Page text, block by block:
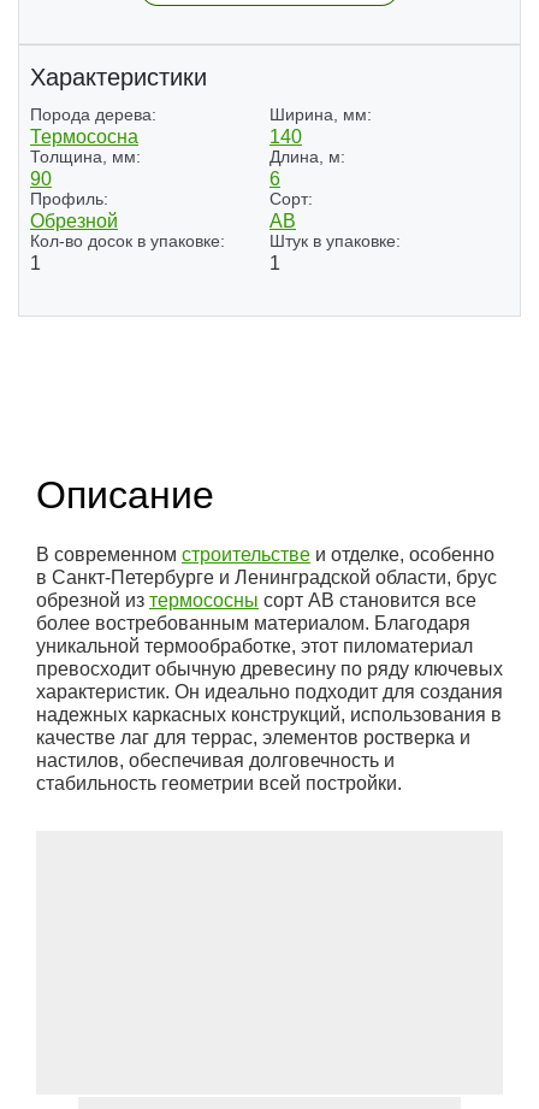
Характеристики
Порода дерева:
Термососна
Ширина, мм:
140
Толщина, мм:
90
Длина, м:
6
Профиль:
Обрезной
Сорт:
АВ
Кол-во досок в упаковке:
1
Штук в упаковке:
1
Описание
В современном строительстве и отделке, особенно
в Санкт-Петербурге и Ленинградской области, брус
обрезной из термососны сорт АВ становится все
более востребованным материалом. Благодаря
уникальной термообработке, этот пиломатериал
превосходит обычную древесину по ряду ключевых
характеристик. Он идеально подходит для создания
надежных каркасных конструкций, использования в
качестве лаг для террас, элементов ростверка и
настилов, обеспечивая долговечность и
стабильность геометрии всей постройки.